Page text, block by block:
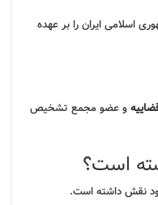
اسلامی ایران را بر عهده
و عضو مجمع تشخیص
است؟
نقش داشته است.